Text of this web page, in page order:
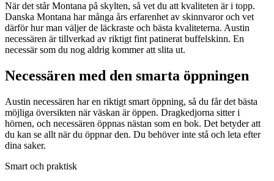
När det står Montana på skylten, så vet du att kvaliteten är i topp.
Danska Montana har många års erfarenhet av skinnvaror och vet
därför hur man väljer de läckraste och bästa kvaliteterna. Austin
necessären är tillverkad av riktigt fint patinerat buffelskinn. En
necessär som du nog aldrig kommer att slita ut.
Necessären med den smarta öppningen
Austin necessären har en riktigt smart öppning, så du får det bästa
möjliga översikten när väskan är öppen. Dragkedjorna sitter i
hörnen, och necessären öppnas nästan som en bok. Det betyder att
du kan se allt när du öppnar den. Du behöver inte stå och leta efter
dina saker.
Smart och praktisk